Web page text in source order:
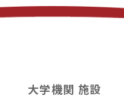
大学機関 施設